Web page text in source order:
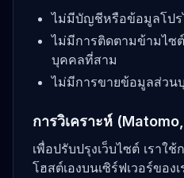
ไม่มีบัญชีหรือข้อมูลโปร
ไม่มีการติดตามข้ามไซ
บุคคลที่สาม
ไม่มีการขายข้อมูลส่วน
การวิเคราะห์
เพื่อปรับปรุงเว็บไซต์ เราใ
โฮสต์เองบนเซิร์ฟเวอร์ของ